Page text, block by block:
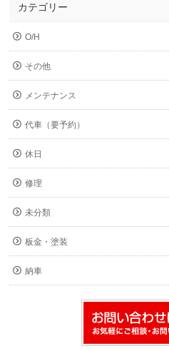
カテゴリー
O/H
その他
メンテナンス
代車（要予約）
休日
修理
未分類
板金・塗装
納車